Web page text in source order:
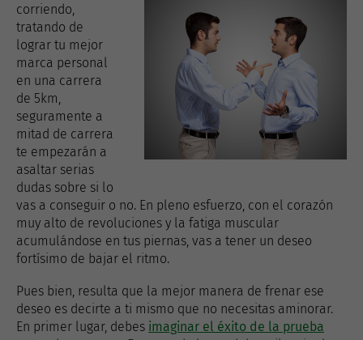
corriendo,
tratando de
lograr tu mejor
marca personal
en una carrera
de 5km,
seguramente a
mitad de carrera
te empezarán a
asaltar serias
dudas sobre si lo
vas a conseguir o no. En pleno esfuerzo, con el corazón
muy alto de revoluciones y la fatiga muscular
acumulándose en tus piernas, vas a tener un deseo
fortísimo de bajar el ritmo.
Pues bien, resulta que la mejor manera de frenar ese
deseo es decirte a ti mismo que no necesitas aminorar.
En primer lugar, debes imaginar el éxito de la prueba